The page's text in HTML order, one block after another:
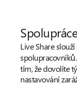
Live Share
tím, že dovolíte
nastavování